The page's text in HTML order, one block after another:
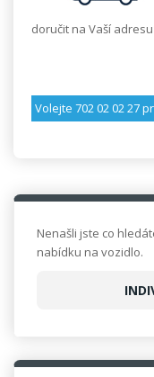
Nenašli jste co
nabídku na vozidlo.
doručit na Vaší
Volejte 702 02 02 27